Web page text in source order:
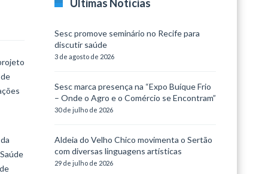
Últimas Notícias
Sesc promove seminário no Recife para
discutir saúde
3 de agosto de 2026
Sesc marca presença na “Expo Buíque Frio
– Onde o Agro e o Comércio se Encontram”
30 de julho de 2026
Aldeia do Velho Chico movimenta o Sertão
com diversas linguagens artísticas
29 de julho de 2026